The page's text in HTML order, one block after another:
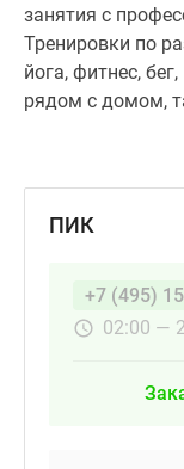
занятия с
Тренировки по
йога, фитнес,
рядом с домом,
ПИК
+7 (495)
02:00 —